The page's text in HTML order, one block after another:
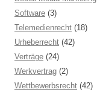
Software (3)
Telemedienrecht (18)
Urheberrecht (42)
Verträge (24)
Werkvertrag (2)
Wettbewerbsrecht (42)